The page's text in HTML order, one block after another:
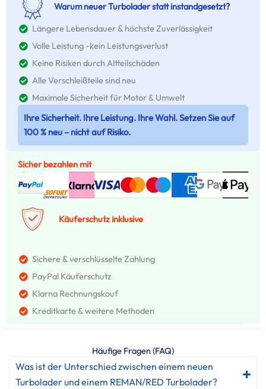
Warum neuer Turbolader statt instandgesetzt?
Längere Lebensdauer & höchste Zuverlässigkeit
Volle Leistung -kein Leistungsverlust
Keine Risiken durch Altteilschäden
Alle Verschleißteile sind neu
Maximale Sicherheit für Motor & Umwelt
Ihre Sicherheit. Ihre Leistung. Ihre Wahl. Setzen Sie auf
100 % neu – nicht auf Risiko.
Sicher bezahlen mit
Käuferschutz inklusive
Sichere & verschlüsselte Zahlung
PayPal Käuferschutz
Klarna Rechnungskouf
Kreditkarte & weitere Methoden
Häufige Fragen (FAQ)
Was ist der Unterschied zwischen einem neuen
Turbolader und einem REMAN/RED Turbolader?